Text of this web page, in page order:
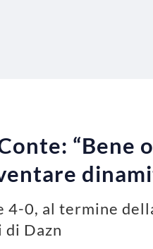
“Bene
4-0, al termine
di Dazn